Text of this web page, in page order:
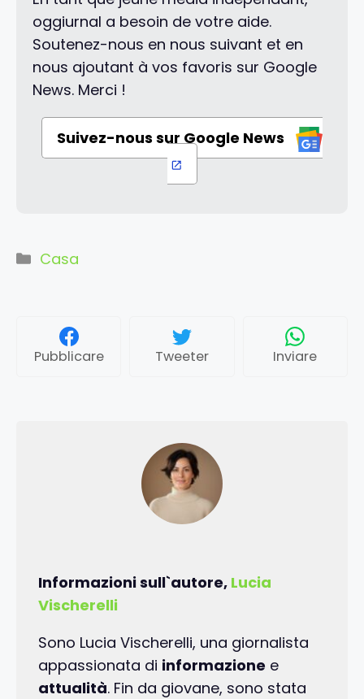
oggiurnal a besoin de votre aide.
Soutenez-nous en nous suivant et en
nous ajoutant à vos favoris sur Google
News. Merci !
Suivez-nous sur Google News
Categorie
Casa
Pubblicare Tweeter Inviare
Informazioni sull`autore, Lucia
Vischerelli
Sono Lucia Vischerelli, una giornalista
appassionata di informazione e
attualità. Fin da giovane, sono stata